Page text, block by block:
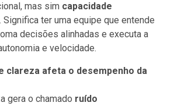
mas sim capacidade
. Significa ter uma equipe que entende
decisões alinhadas e executa a
e velocidade.
clareza afeta o desempenho da
gera o chamado ruído